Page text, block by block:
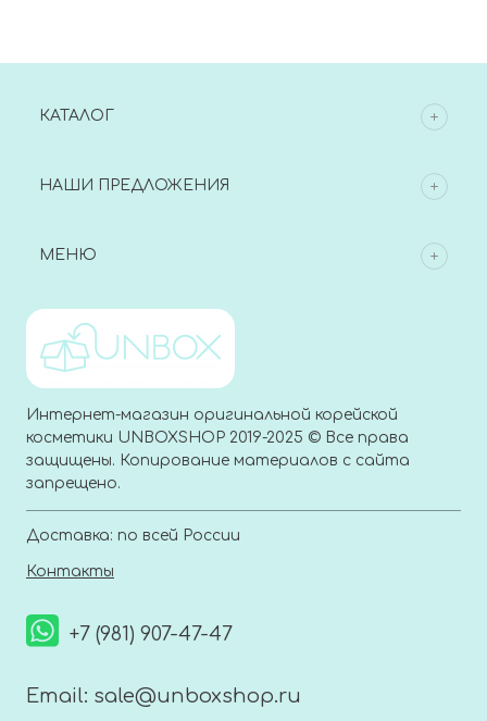
КАТАЛОГ
НАШИ ПРЕДЛОЖЕНИЯ
МЕНЮ
Интернет-магазин оригинальной корейской
косметики UNBOXSHOP 2019-2025 © Все права
защищены. Копирование материалов с сайта
запрещено.
Доставка: по всей России
Контакты
+7 (981) 907-47-47
Email: sale@unboxshop.ru